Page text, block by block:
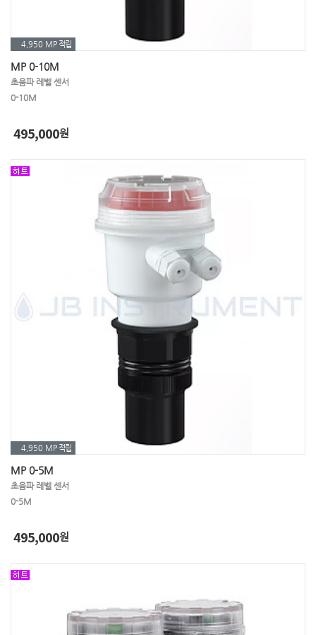
4,950 MP 적립
MP 0-10M
초음파 레벨 센서
0-10M
495,000원
4,950 MP 적립
MP 0-5M
초음파 레벨 센서
0-5M
495,000원